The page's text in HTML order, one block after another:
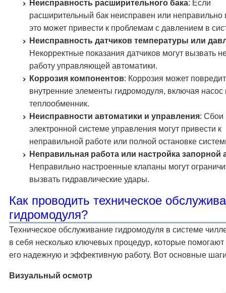
Неисправность расширительного бака: Если
расширительный бак неисправен или неправильно
это может привести к проблемам с давлением в
Неисправность датчиков температуры или
Некорректные показания датчиков могут вызвать
работу управляющей автоматики.
Коррозия компонентов: Коррозия может
внутренние элементы гидромодуля, включая насос
теплообменник.
Неисправности автоматики и управления: Сбои
электронной системе управления могут привести к
неправильной работе или полной остановке
Неправильная работа или настройка запорной
Неправильно настроенные клапаны могут
вызвать гидравлические удары.
Как проводить техническое
гидромодуля?
Техническое обслуживание гидромодуля в системе
в себя несколько ключевых процедур, которые помогают
его надежную и эффективную работу. Вот основные
Визуальный осмотр